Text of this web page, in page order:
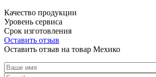
Качество продукции
Уровень сервиса
Срок изготовления
Оставить отзыв
Оставить отзыв на товар Мехико